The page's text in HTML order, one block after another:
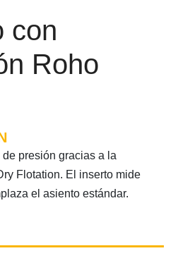
con
Roho
presión gracias a la
Flotation. El inserto mide
el asiento estándar.